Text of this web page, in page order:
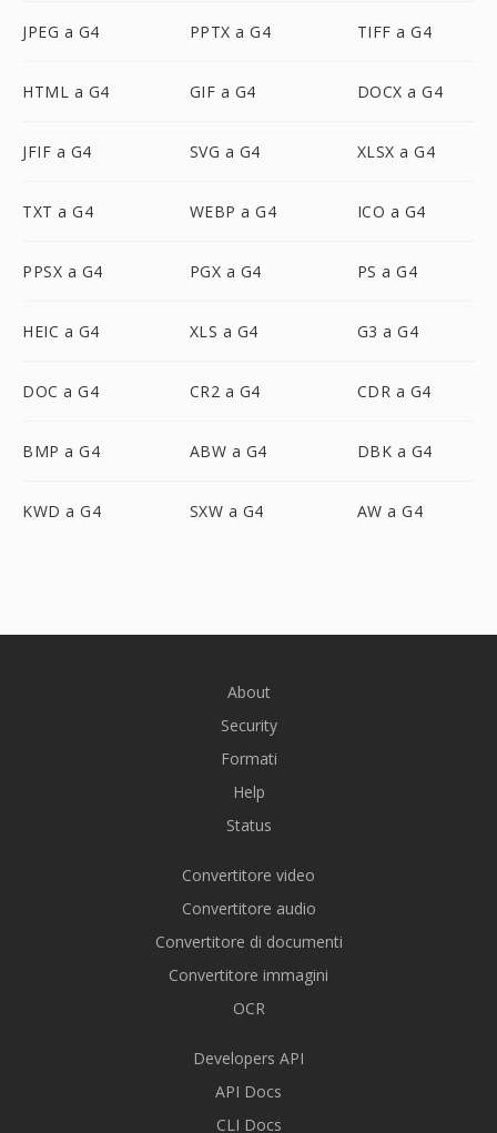
JPEG a G4 PPTX a G4 TIFF a G4
HTML a G4 GIF a G4 DOCX a G4
JFIF a G4 SVG a G4 XLSX a G4
TXT a G4 WEBP a G4 ICO a G4
PPSX a G4 PGX a G4 PS a G4
HEIC a G4 XLS a G4 G3 a G4
DOC a G4 CR2 a G4 CDR a G4
BMP a G4 ABW a G4 DBK a G4
KWD a G4 SXW a G4 AW a G4
About
Security
Formati
Help
Status
Convertitore video
Convertitore audio
Convertitore di documenti
Convertitore immagini
OCR
Developers API
API Docs
CLI Docs